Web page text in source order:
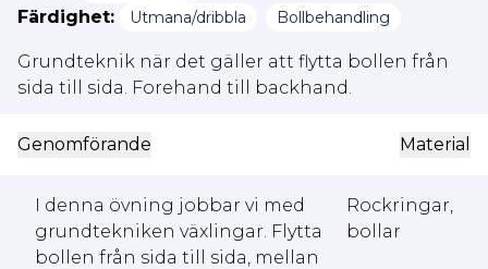
Färdighet: Utmana/dribbla Bollbehandling
Grundteknik när det gäller att flytta bollen från
sida till sida. Forehand till backhand.
Genomförande Material
I denna övning jobbar vi med
grundtekniken växlingar. Flytta
bollen från sida till sida, mellan
Rockringar,
bollar